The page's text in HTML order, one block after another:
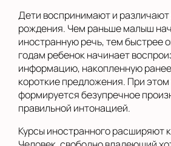
Дети воспринимают и различают
рождения. Чем раньше малыш
иностранную речь, тем быстрее
годам ребенок начинает
информацию, накопленную
короткие предложения. При этом
формируется безупречное
правильной интонацией.
Курсы иностранного расширяют